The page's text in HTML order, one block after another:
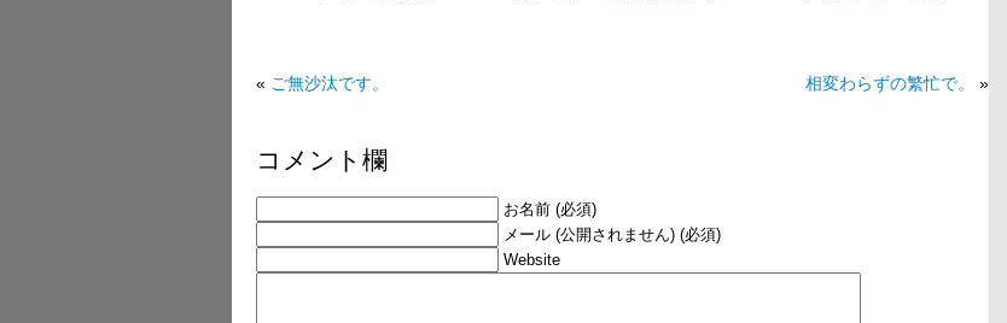
« ご無沙汰です。 相変わらずの繁忙で。 »
コメント欄
お名前 (必須)
メール (公開されません) (必須)
Website